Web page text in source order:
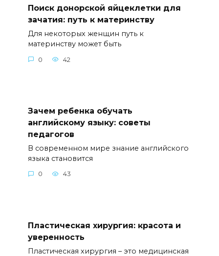
Поиск донорской яйцеклетки для
зачатия: путь к материнству
Для некоторых женщин путь к
материнству может быть
0 42
Зачем ребенка обучать
английскому языку: советы
педагогов
В современном мире знание английского
языка становится
0 43
Пластическая хирургия: красота и
уверенность
Пластическая хирургия – это медицинская